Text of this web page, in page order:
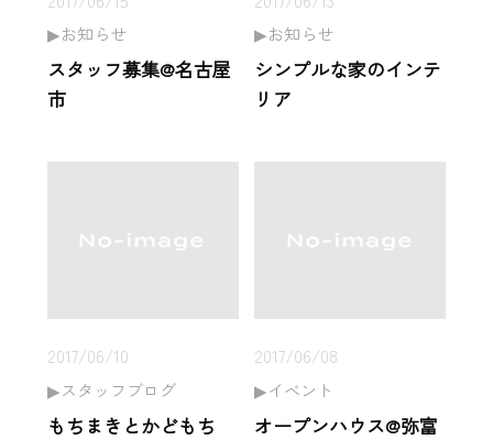
お知らせ
スタッフ募集@名古屋
市
お知らせ
シンプルな家のインテ
リア
2017/06/10
スタッフブログ
もちまきとかどもち
2017/06/08
イベント
オープンハウス@弥富